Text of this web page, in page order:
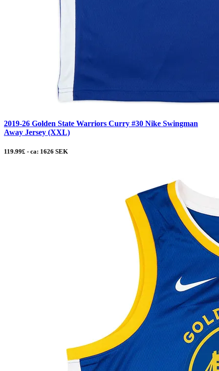
2019-26 Golden State Warriors Curry #30 Nike Swingman
Away Jersey (XXL)
119.99£ - ca: 1626 SEK